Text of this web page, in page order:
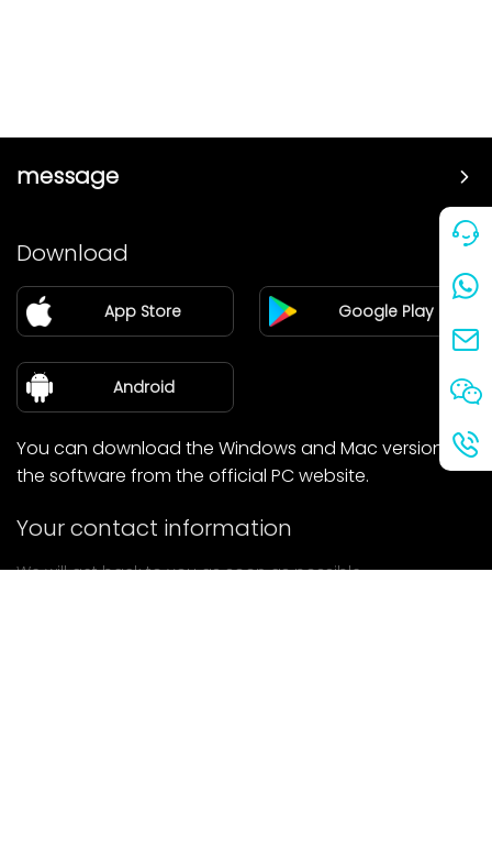
message
Partner
Blog
about Us
Download
App Store Google Play
Android
You can download the Windows and Mac versions of
the software from the official PC website.
Your contact information
We will get back to you as soon as possible.